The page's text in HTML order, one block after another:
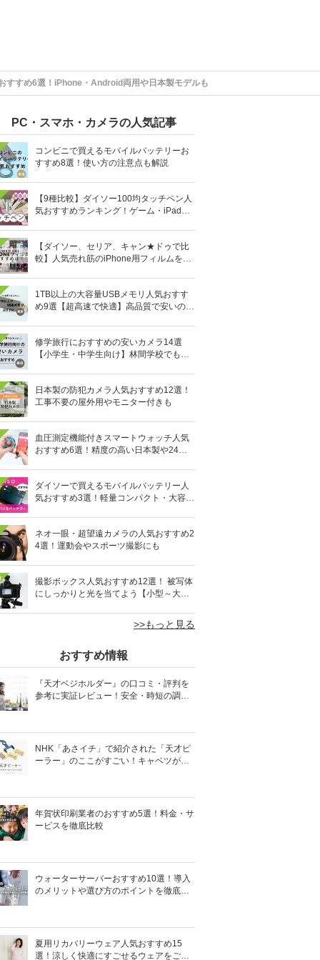
すすめ6選！iPhone・Android両用や日本製モデルも
PC・スマホ・カメラの人気記事
コンビニで買えるモバイルバッテリーお
すすめ8選！使い方の注意点も解説
【9種比較】ダイソー100均タッチペン人
気おすすめランキング！ゲーム・iPad向
【ダイソー、セリア、キャン★ドゥで比
較】人気売れ筋のiPhone用フィルムを10
1TB以上の大容量USBメモリ人気おすす
め9選【超高速で快適】高品質で安いのは
修学旅行におすすめの安いカメラ14選
【小学生・中学生向け】林間学校でも活
日本製の防犯カメラ人気おすすめ12選！
工事不要の屋外用やモニター付きも
血圧測定機能付きスマートウォッチ人気
おすすめ6選！精度の高い日本製や24時
ダイソーで買えるモバイルバッテリー人
気おすすめ3選！軽量コンパクト・大容量
ネオ一眼・超望遠カメラの人気おすすめ2
4選！運動会やスポーツ撮影にも
撮影ボックス人気おすすめ12選！ 被写体
にしっかりと光を当てよう【小型～大
>>もっと見る
おすすめ情報
『天才ベジホルダー』の口コミ・評判を
参考に実証レビュー！安全・時短の調理
NHK「あさイチ」で紹介された「天才ピ
ーラー」のここがすごい！キャベツがほ
年賀状印刷業者のおすすめ5選！料金・サ
ービスを徹底比較
ウォーターサーバーおすすめ10選！導入
のメリットや選び方のポイントを徹底解
夏用リカバリーウェア人気おすすめ15
選！涼しく快適にすごせるウェアをご紹